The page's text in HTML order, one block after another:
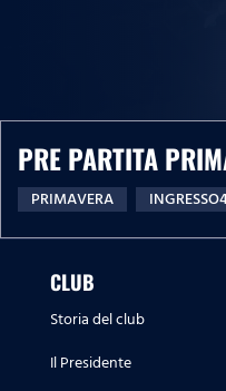
PRE PARTITA
PRIMAVERA
CLUB
Storia del club
Il Presidente